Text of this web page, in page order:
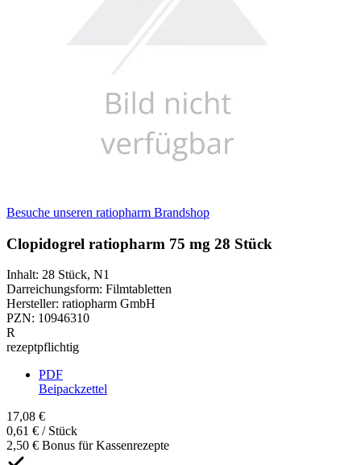
Besuche unseren ratiopharm Brandshop
Clopidogrel ratiopharm 75 mg 28 Stück
Inhalt: 28 Stück, N1
Darreichungsform: Filmtabletten
Hersteller: ratiopharm GmbH
PZN: 10946310
R
rezeptpflichtig
PDF
Beipackzettel
17,08 €
0,61 € / Stück
2,50 € Bonus für Kassenrezepte